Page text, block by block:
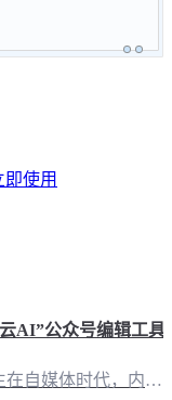
使用
AI”公众号编辑工具
一、创新写作的伙伴：“有一云AI”的诞生在自媒体时代，内容创作已成为每位创作者的核心竞争力。而“有一云AI”应运而生，旨在为自媒体创作者提供智能化、高效化的写作与排版解决方案。 二、内容排版，尽在掌握“有一云AI”在内容排版上独具匠心，提供涵盖标题、内容、图文、分隔、引导等五大类的数千款装修皮肤。无论是追求个性化的独特风格，还是注重实用性的简洁排版，这里总能找到你的心头好。 三、多平台创作，无缝